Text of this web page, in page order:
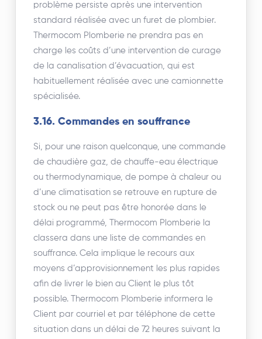
problème persiste après une intervention
standard réalisée avec un furet de plombier.
Thermocom Plomberie ne prendra pas en
charge les coûts d’une intervention de curage
de la canalisation d’évacuation, qui est
habituellement réalisée avec une camionnette
spécialisée.
3.16. Commandes en souffrance
Si, pour une raison quelconque, une commande
de chaudière gaz, de chauffe-eau électrique
ou thermodynamique, de pompe à chaleur ou
d’une climatisation se retrouve en rupture de
stock ou ne peut pas être honorée dans le
délai programmé, Thermocom Plomberie la
classera dans une liste de commandes en
souffrance. Cela implique le recours aux
moyens d’approvisionnement les plus rapides
afin de livrer le bien au Client le plus tôt
possible. Thermocom Plomberie informera le
Client par courriel et par téléphone de cette
situation dans un délai de 72 heures suivant la